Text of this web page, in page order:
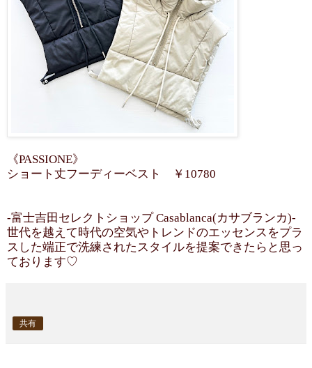
《PASSIONE》
ショート丈フーディーベスト ￥10780
-富士吉田セレクトショップ Casablanca(カサブランカ)-
世代を越えて時代の空気やトレンドのエッセンスをプラ
スした端正で洗練されたスタイルを提案できたらと思っ
ております♡
共有